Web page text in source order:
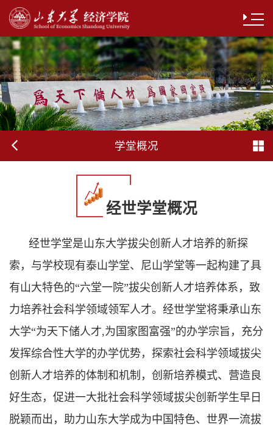
学堂概况
经世学堂概况
经世学堂是山东大学拔尖创新人才培养的新探
索，与学校现有泰山学堂、尼山学堂等一起构建了具
有山大特色的“六堂一院”拔尖创新人才培养体系，致
力培养社会科学领域领军人才。经世学堂将秉承山东
大学“为天下储人才,为国家图富强”的办学宗旨，充分
发挥综合性大学的办学优势，探索社会科学领域拔尖
创新人才培养的体制和机制，创新培养模式、营造良
好生态，促进一大批社会科学领域拔尖创新学生早日
脱颖而出，助力山东大学成为中国特色、世界一流拔